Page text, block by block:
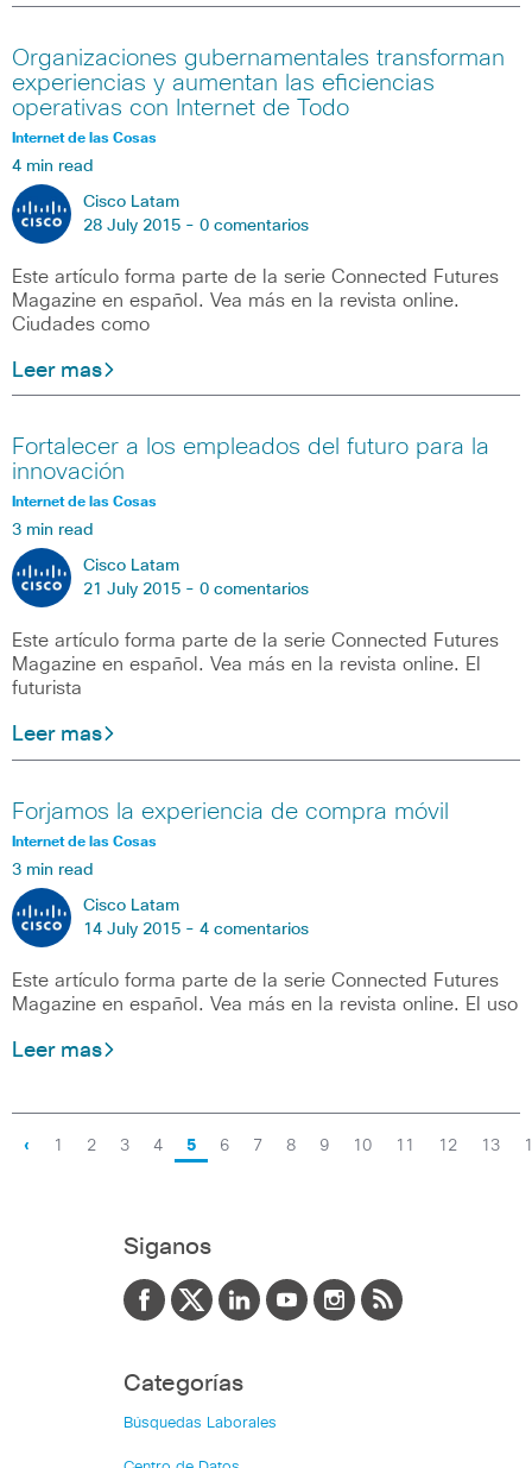
Organizaciones gubernamentales transforman
experiencias y aumentan las eficiencias
operativas con Internet de Todo
Internet de las Cosas
4 min read
Cisco Latam
28 July 2015 - 0 comentarios
Este artículo forma parte de la serie Connected Futures
Magazine en español. Vea más en la revista online.
Ciudades como
Leer mas
Fortalecer a los empleados del futuro para la
innovación
Internet de las Cosas
3 min read
Cisco Latam
21 July 2015 - 0 comentarios
Este artículo forma parte de la serie Connected Futures
Magazine en español. Vea más en la revista online. El
futurista
Leer mas
Forjamos la experiencia de compra móvil
Internet de las Cosas
3 min read
Cisco Latam
14 July 2015 - 4 comentarios
Este artículo forma parte de la serie Connected Futures
Magazine en español. Vea más en la revista online. El uso
Leer mas
‹ 1 2 3 4 5 6 7 8 9 10 11 12 13
Siganos
Categorías
Búsquedas Laborales